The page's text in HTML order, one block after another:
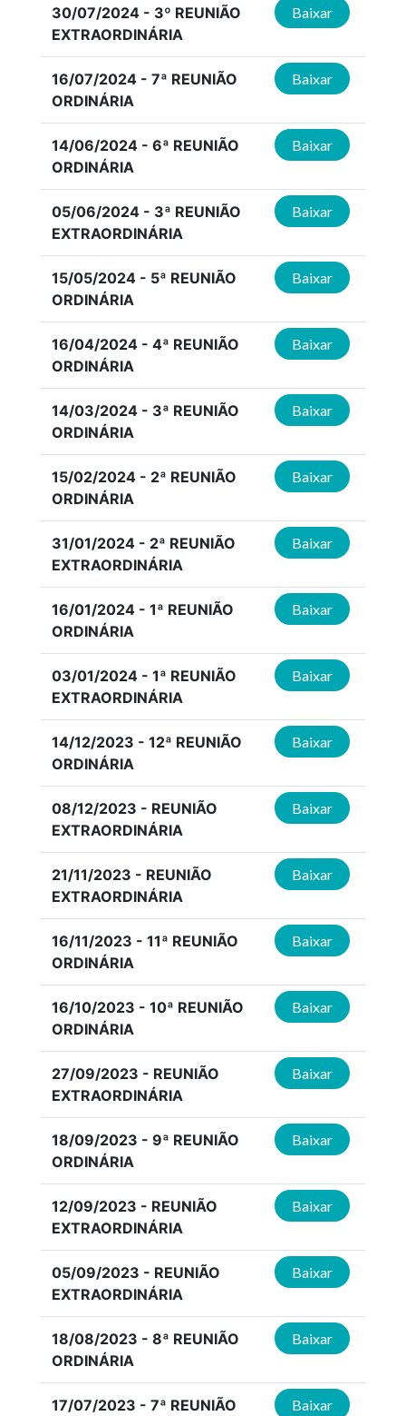
30/07/2024 - 3º REUNIÃO
EXTRAORDINÁRIA
Baixar
16/07/2024 - 7ª REUNIÃO
ORDINÁRIA
Baixar
14/06/2024 - 6ª REUNIÃO
ORDINÁRIA
Baixar
05/06/2024 - 3ª REUNIÃO
EXTRAORDINÁRIA
Baixar
15/05/2024 - 5ª REUNIÃO
ORDINÁRIA
Baixar
16/04/2024 - 4ª REUNIÃO
ORDINÁRIA
Baixar
14/03/2024 - 3ª REUNIÃO
ORDINÁRIA
Baixar
15/02/2024 - 2ª REUNIÃO
ORDINÁRIA
Baixar
31/01/2024 - 2ª REUNIÃO
EXTRAORDINÁRIA
Baixar
16/01/2024 - 1ª REUNIÃO
ORDINÁRIA
Baixar
03/01/2024 - 1ª REUNIÃO
EXTRAORDINÁRIA
Baixar
14/12/2023 - 12ª REUNIÃO
ORDINÁRIA
Baixar
08/12/2023 - REUNIÃO
EXTRAORDINÁRIA
Baixar
21/11/2023 - REUNIÃO
EXTRAORDINÁRIA
Baixar
16/11/2023 - 11ª REUNIÃO
ORDINÁRIA
Baixar
16/10/2023 - 10ª REUNIÃO
ORDINÁRIA
Baixar
27/09/2023 - REUNIÃO
EXTRAORDINÁRIA
Baixar
18/09/2023 - 9ª REUNIÃO
ORDINÁRIA
Baixar
12/09/2023 - REUNIÃO
EXTRAORDINÁRIA
Baixar
05/09/2023 - REUNIÃO
EXTRAORDINÁRIA
Baixar
18/08/2023 - 8ª REUNIÃO
ORDINÁRIA
Baixar
17/07/2023 - 7ª REUNIÃO
Baixar